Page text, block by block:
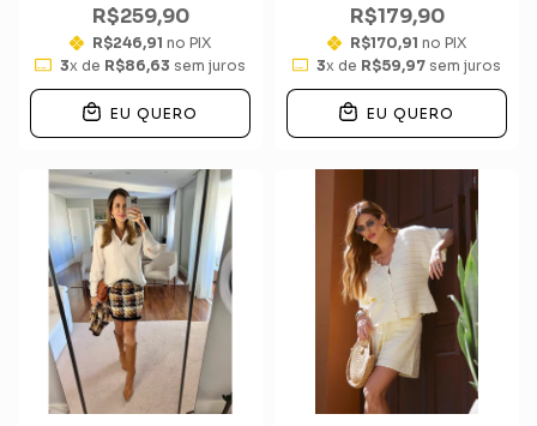
R$259,90
R$246,91 no PIX
3x de R$86,63 sem juros
EU QUERO
R$179,90
R$170,91 no PIX
3x de R$59,97 sem juros
EU QUERO